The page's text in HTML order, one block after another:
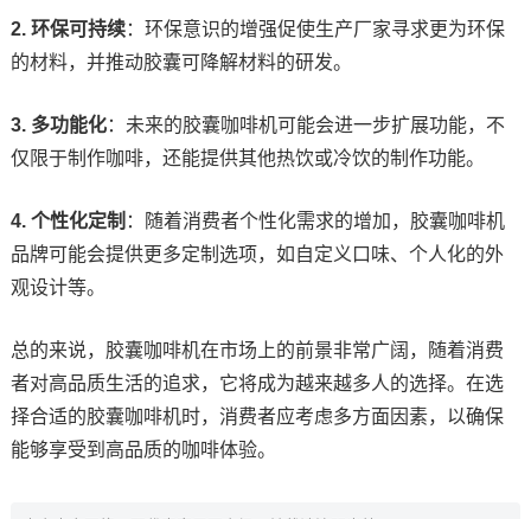
2. 环保可持续：环保意识的增强促使生产厂家寻求更为环保
的材料，并推动胶囊可降解材料的研发。
3. 多功能化：未来的胶囊咖啡机可能会进一步扩展功能，不
仅限于制作咖啡，还能提供其他热饮或冷饮的制作功能。
4. 个性化定制 ：随着消费者个性化需求的增加，胶囊咖啡机
品牌可能会提供更多定制选项，如自定义口味、个人化的外
观设计等。
总的来说，胶囊咖啡机在市场上的前景非常广阔，随着消费
者对高品质生活的追求，它将成为越来越多人的选择。在选
择合适的胶囊咖啡机时，消费者应考虑多方面因素，以确保
能够享受到高品质的咖啡体验。